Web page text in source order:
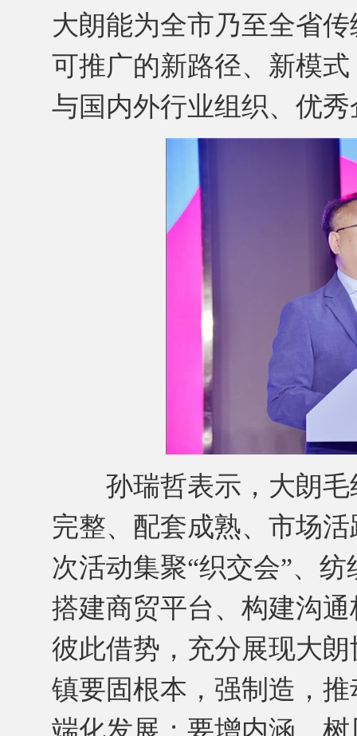
大朗能为全市乃至全省
可推广的新路径、新模
与国内外行业组织、优
孙瑞哲表示，大朗毛
完整、配套成熟、市场
次活动集聚“织交会”、
搭建商贸平台、构建沟
彼此借势，充分展现大
镇要固根本，强制造，
端化发展；要增内涵，